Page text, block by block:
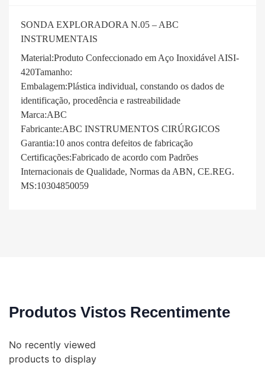
SONDA EXPLORADORA N.05 – ABC
INSTRUMENTAIS
Material:Produto Confeccionado em Aço Inoxidável AISI-
420Tamanho:
Embalagem:Plástica individual, constando os dados de
identificação, procedência e rastreabilidade
Marca:ABC
Fabricante:ABC INSTRUMENTOS CIRÚRGICOS
Garantia:10 anos contra defeitos de fabricação
Certificações:Fabricado de acordo com Padrões
Internacionais de Qualidade, Normas da ABN, CE.REG.
MS:10304850059
Produtos Vistos Recentimente
No recently viewed
products to display